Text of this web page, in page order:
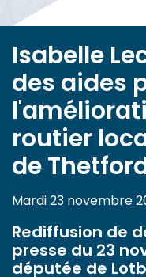
Isabelle
des aides
routier
de
Mardi 23 novembre
Rediffusion de
presse du 23
députée de